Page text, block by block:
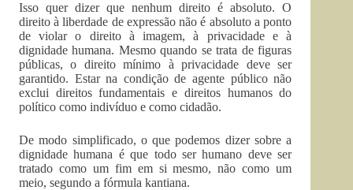
Isso quer dizer que nenhum direito é absoluto. O
direito à liberdade de expressão não é absoluto a ponto
de violar o direito à imagem, à privacidade e à
dignidade humana. Mesmo quando se trata de figuras
públicas, o direito mínimo à privacidade deve ser
garantido. Estar na condição de agente público não
exclui direitos fundamentais e direitos humanos do
político como indivíduo e como cidadão.
De modo simplificado, o que podemos dizer sobre a
dignidade humana é que todo ser humano deve ser
tratado como um fim em si mesmo, não como um
meio, segundo a fórmula kantiana.